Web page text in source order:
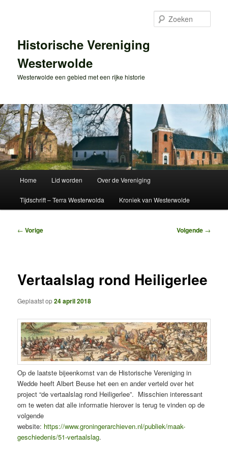
inhoudHistorische Vereniging
Westerwolde
Westerwolde een gebied met een rijke historie
Home Lid worden Over de Vereniging
Tijdschrift – Terra Westerwolda Kroniek van Westerwolde
Bericht
← Vorige Volgende →
Vertaalslag rond Heiligerlee
Geplaatst op24 april 2018
Op de laatste bijeenkomst van de Historische Vereniging in
Wedde heeft Albert Beuse het een en ander verteld over het
project “de vertaalslag rond Heiligerlee”. Misschien interessant
om te weten dat alle informatie hierover is terug te vinden op de
volgende
website: https://www.groningerarchieven.nl/publiek/maak-
geschiedenis/51-vertaalslag.